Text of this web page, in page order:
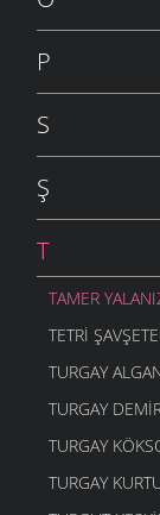
P
S
Ş
T
TAMER
TETRI
TURGAY
TURGAY
TURGAY
TURGAY